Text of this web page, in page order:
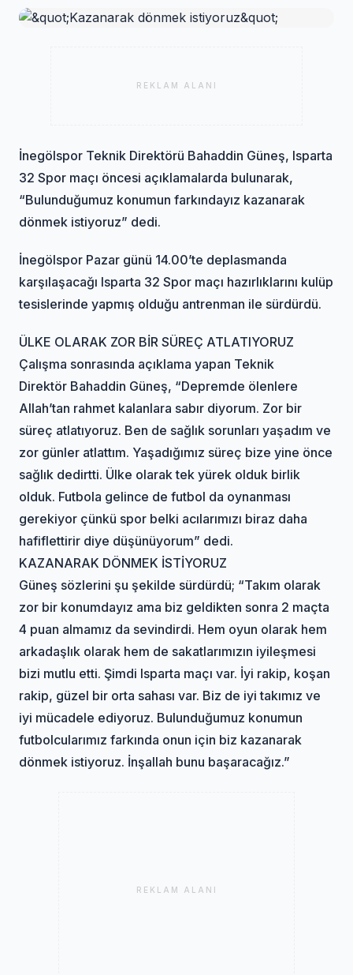
REKLAM ALANI
İnegölspor Teknik Direktörü Bahaddin Güneş, Isparta
32 Spor maçı öncesi açıklamalarda bulunarak,
“Bulunduğumuz konumun farkındayız kazanarak
dönmek istiyoruz” dedi.
İnegölspor Pazar günü 14.00’te deplasmanda
karşılaşacağı Isparta 32 Spor maçı hazırlıklarını kulüp
tesislerinde yapmış olduğu antrenman ile sürdürdü.
ÜLKE OLARAK ZOR BİR SÜREÇ ATLATIYORUZ
Çalışma sonrasında açıklama yapan Teknik
Direktör Bahaddin Güneş, “Depremde ölenlere
Allah’tan rahmet kalanlara sabır diyorum. Zor bir
süreç atlatıyoruz. Ben de sağlık sorunları yaşadım ve
zor günler atlattım. Yaşadığımız süreç bize yine önce
sağlık dedirtti. Ülke olarak tek yürek olduk birlik
olduk. Futbola gelince de futbol da oynanması
gerekiyor çünkü spor belki acılarımızı biraz daha
hafiflettirir diye düşünüyorum” dedi.
KAZANARAK DÖNMEK İSTİYORUZ
Güneş sözlerini şu şekilde sürdürdü; “Takım olarak
zor bir konumdayız ama biz geldikten sonra 2 maçta
4 puan almamız da sevindirdi. Hem oyun olarak hem
arkadaşlık olarak hem de sakatlarımızın iyileşmesi
bizi mutlu etti. Şimdi Isparta maçı var. İyi rakip, koşan
rakip, güzel bir orta sahası var. Biz de iyi takımız ve
iyi mücadele ediyoruz. Bulunduğumuz konumun
futbolcularımız farkında onun için biz kazanarak
dönmek istiyoruz. İnşallah bunu başaracağız.”
REKLAM ALANI